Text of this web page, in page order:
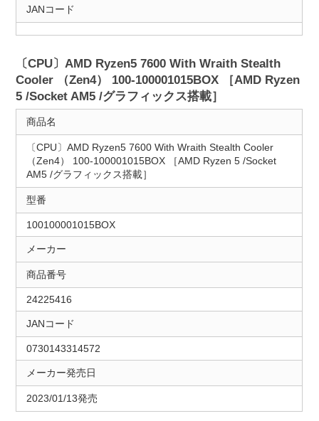
JANコード
〔CPU〕AMD Ryzen5 7600 With Wraith Stealth
Cooler （Zen4） 100-100001015BOX ［AMD Ryzen
5 /Socket AM5 /グラフィックス搭載］
商品名
〔CPU〕AMD Ryzen5 7600 With Wraith Stealth Cooler
（Zen4） 100-100001015BOX ［AMD Ryzen 5 /Socket
AM5 /グラフィックス搭載］
型番
100100001015BOX
メーカー
商品番号
24225416
JANコード
0730143314572
メーカー発売日
2023/01/13発売